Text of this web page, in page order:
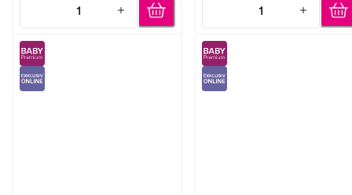
1
Quantity: 1
1
Quantity: 1